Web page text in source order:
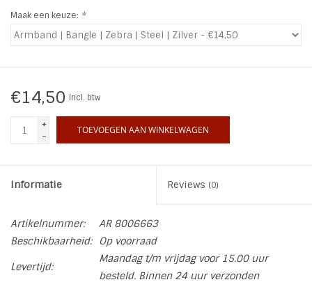
LIFESTYLE PRODUCTEN
Maak een keuze: *
€14,50 Incl. btw
+
-
TOEVOEGEN AAN WINKELWAGEN
Informatie Reviews (0)
Artikelnummer:
AR 8006663
Beschikbaarheid:
Op voorraad
Levertijd:
Maandag t/m vrijdag voor 15.00 uur
besteld. Binnen 24 uur verzonden